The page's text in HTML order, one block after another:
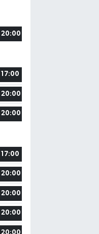
20:00
17:00
20:00
20:00
17:00
20:00
20:00
20:00
20:00